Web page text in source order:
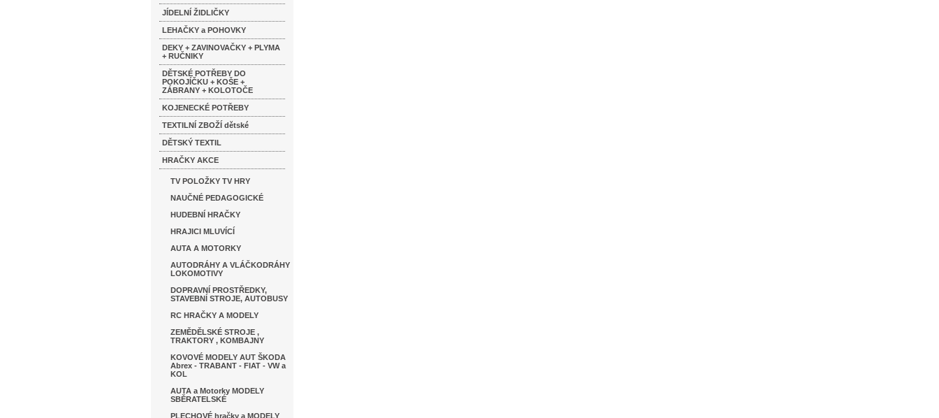
JÍDELNÍ ŽIDLIČKY
LEHAČKY a POHOVKY
DEKY + ZAVINOVAČKY + PLYMA
+ RUČNIKY
DĚTSKÉ POTŘEBY DO
POKOJÍČKU + KOŠE +
ZÁBRANY + KOLOTOČE
KOJENECKÉ POTŘEBY
TEXTILNÍ ZBOŽÍ dětské
DĚTSKÝ TEXTIL
HRAČKY AKCE
TV POLOŽKY TV HRY
NAUČNÉ PEDAGOGICKÉ
HUDEBNÍ HRAČKY
HRAJICI MLUVÍCÍ
AUTA A MOTORKY
AUTODRÁHY A VLÁČKODRÁHY
LOKOMOTIVY
DOPRAVNÍ PROSTŘEDKY,
STAVEBNÍ STROJE, AUTOBUSY
RC HRAČKY A MODELY
ZEMĚDĚLSKÉ STROJE ,
TRAKTORY , KOMBAJNY
KOVOVÉ MODELY AUT ŠKODA
Abrex - TRABANT - FIAT - VW a
KOL
AUTA a Motorky MODELY
SBĚRATELSKÉ
PLECHOVÉ hračky a MODELY